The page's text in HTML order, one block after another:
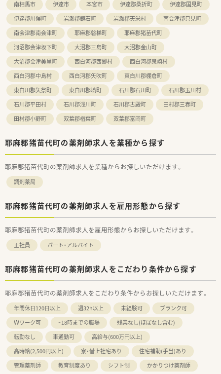
南相馬市 伊達市 本宮市 伊達郡桑折町
伊達郡国見町
伊達郡川俣町
岩瀬郡鏡石町 岩瀬郡天栄村
南会津郡只見町
南会津郡南会津町
耶麻郡磐梯町
耶麻郡猪苗代町
河沼郡会津坂下町
大沼郡三島町
大沼郡金山町
大沼郡会津美里町
西白河郡西郷村
西白河郡泉崎村
西白河郡中島村
西白河郡矢吹町
東白川郡棚倉町
東白川郡矢祭町
東白川郡塙町 石川郡石川町
石川郡玉川村
石川郡平田村
石川郡浅川町 石川郡古殿町
田村郡三春町
田村郡小野町
双葉郡楢葉町 双葉郡富岡町
耶麻郡猪苗代町の薬剤師求人を業種から探す
耶麻郡猪苗代町の薬剤師求人を業種からお探しいただけます。
調剤薬局
耶麻郡猪苗代町の薬剤師求人を雇用形態から探す
耶麻郡猪苗代町の薬剤師求人を雇用形態からお探しいただけます。
正社員 パート・アルバイト
耶麻郡猪苗代町の薬剤師求人をこだわり条件から探す
耶麻郡猪苗代町の薬剤師求人をこだわり条件からお探しいただけます。
年間休日120日以上 週32h以上 未経験可
ブランク可
Ｗワーク可
~18時までの職場
残業なし(ほぼなし含む)
転勤なし
車通勤可
高給与(600万円以上)
高時給(2,500円以上)
寮・借上社宅あり
住宅補助(手当)あり
管理薬剤師
教育制度あり シフト制
かかりつけ薬剤師